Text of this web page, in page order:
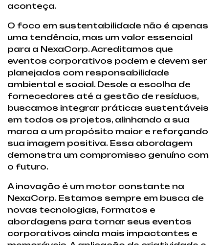
aconteça.
O foco em sustentabilidade não é apenas
uma tendência, mas um valor essencial
para a NexaCorp. Acreditamos que
eventos corporativos podem e devem ser
planejados com responsabilidade
ambiental e social. Desde a escolha de
fornecedores até a gestão de resíduos,
buscamos integrar práticas sustentáveis
em todos os projetos, alinhando a sua
marca a um propósito maior e reforçando
sua imagem positiva. Essa abordagem
demonstra um compromisso genuíno com
o futuro.
A inovação é um motor constante na
NexaCorp. Estamos sempre em busca de
novas tecnologias, formatos e
abordagens para tornar seus eventos
corporativos ainda mais impactantes e